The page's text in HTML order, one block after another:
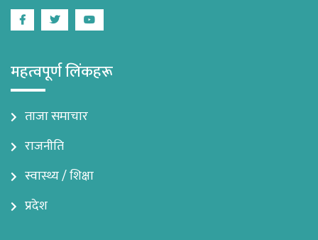
FacebookTwitterYoutube
महत्वपूर्ण लिंकहरू
ताजा समाचार
राजनीति
स्वास्थ्य / शिक्षा
प्रदेश